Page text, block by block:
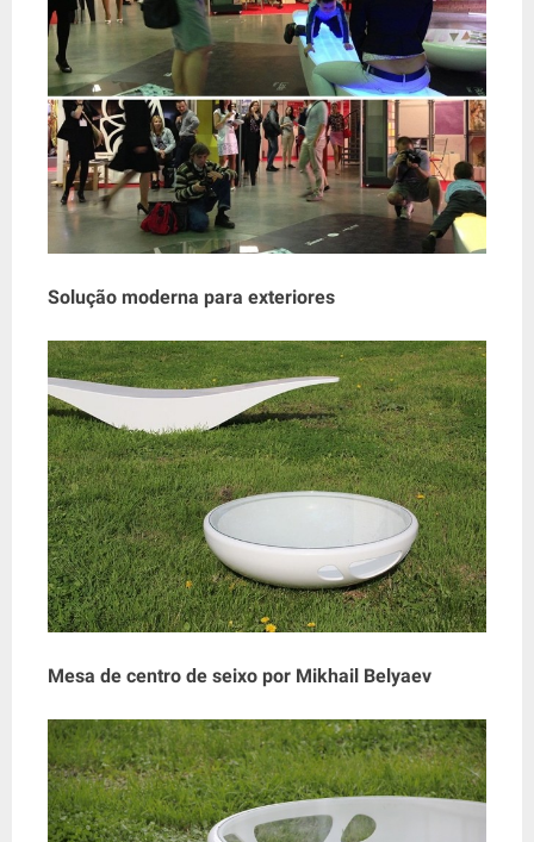
Solução moderna para exteriores
Mesa de centro de seixo por Mikhail Belyaev